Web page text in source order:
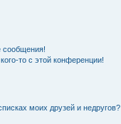
сообщения!
то с этой конференции!
моих друзей и недругов?